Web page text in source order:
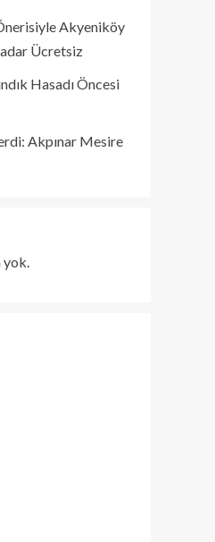
Akyeniköy
Ücretsiz
Hasadı Öncesi
Akpınar Mesire
yok.